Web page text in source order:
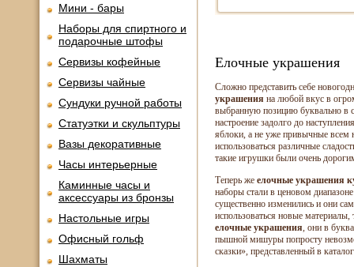
Мини - бары
Наборы для спиртного и
подарочные штофы
Сервизы кофейные
Сервизы чайные
Сундуки ручной работы
Статуэтки и скульптуры
Вазы декоративные
Часы интерьерные
Каминные часы и
аксессуары из бронзы
Настольные игры
Офисный гольф
Шахматы
Елочные украшения
Сложно представить себе
украшения на любой вкус в
выбранную позицию буквально в
настроение задолго до
яблоки, а не уже привычные всем
использоваться различные
такие игрушки были очень
Теперь же елочные украшения
наборы стали в ценовом
существенно изменились и они
использоваться новые
елочные украшения, они в
пышной мишуры попросту
сказки», представленный в